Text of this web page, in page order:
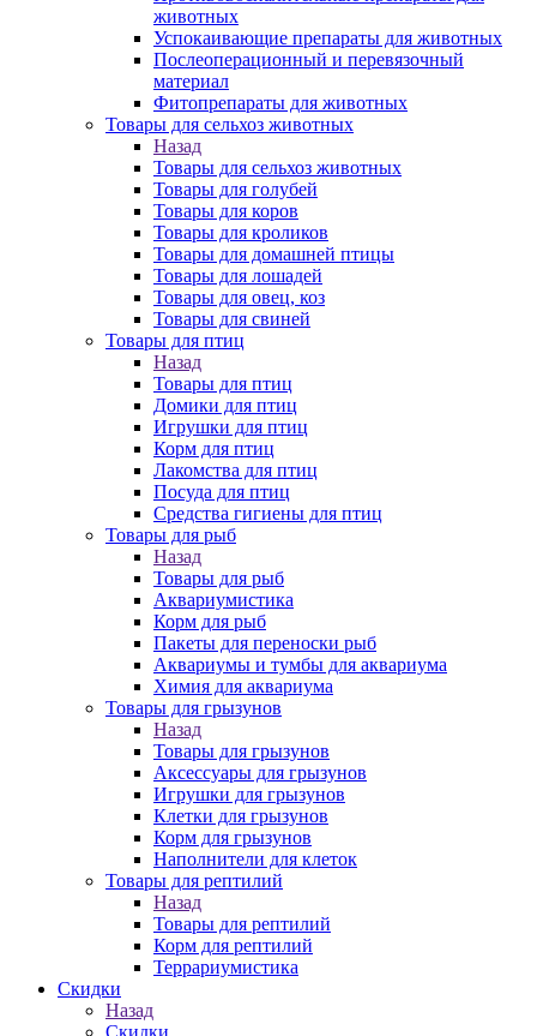
животных
Успокаивающие препараты для животных
Послеоперационный и перевязочный
материал
Фитопрепараты для животных
Товары для сельхоз животных
Назад
Товары для сельхоз животных
Товары для голубей
Товары для коров
Товары для кроликов
Товары для домашней птицы
Товары для лошадей
Товары для овец, коз
Товары для свиней
Товары для птиц
Назад
Товары для птиц
Домики для птиц
Игрушки для птиц
Корм для птиц
Лакомства для птиц
Посуда для птиц
Средства гигиены для птиц
Товары для рыб
Назад
Товары для рыб
Аквариумистика
Корм для рыб
Пакеты для переноски рыб
Аквариумы и тумбы для аквариума
Химия для аквариума
Товары для грызунов
Назад
Товары для грызунов
Аксессуары для грызунов
Игрушки для грызунов
Клетки для грызунов
Корм для грызунов
Наполнители для клеток
Товары для рептилий
Назад
Товары для рептилий
Корм для рептилий
Террариумистика
Скидки
Назад
Скидки